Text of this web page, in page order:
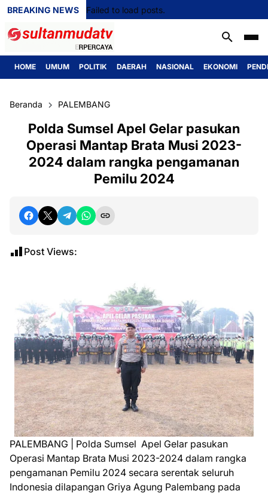
BREAKING NEWS Failed to load posts.
HOME UMUM POLITIK DAERAH NASIONAL EKONOMI
Beranda PALEMBANG
Polda Sumsel Apel Gelar pasukan
Operasi Mantap Brata Musi 2023-
2024 dalam rangka pengamanan
Pemilu 2024
Post Views:
PALEMBANG | Polda Sumsel Apel Gelar pasukan
Operasi Mantap Brata Musi 2023-2024 dalam rangka
pengamanan Pemilu 2024 secara serentak seluruh
Indonesia dilapangan Griya Agung Palembang pada